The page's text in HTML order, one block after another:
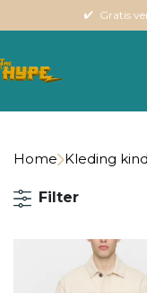
Gratis
Home Kleding
Filter